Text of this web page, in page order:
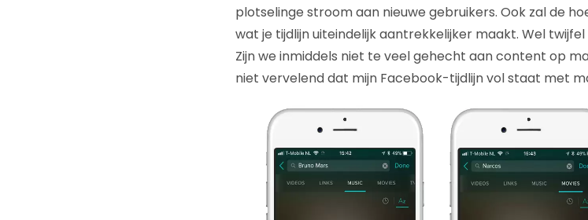
plotselinge stroom aan nieuwe gebruikers. Ook zal de
wat je tijdlijn uiteindelijk aantrekkelijker maakt. Wel
Zijn we inmiddels niet te veel gehecht aan content op
niet vervelend dat mijn Facebook-tijdlijn vol staat met